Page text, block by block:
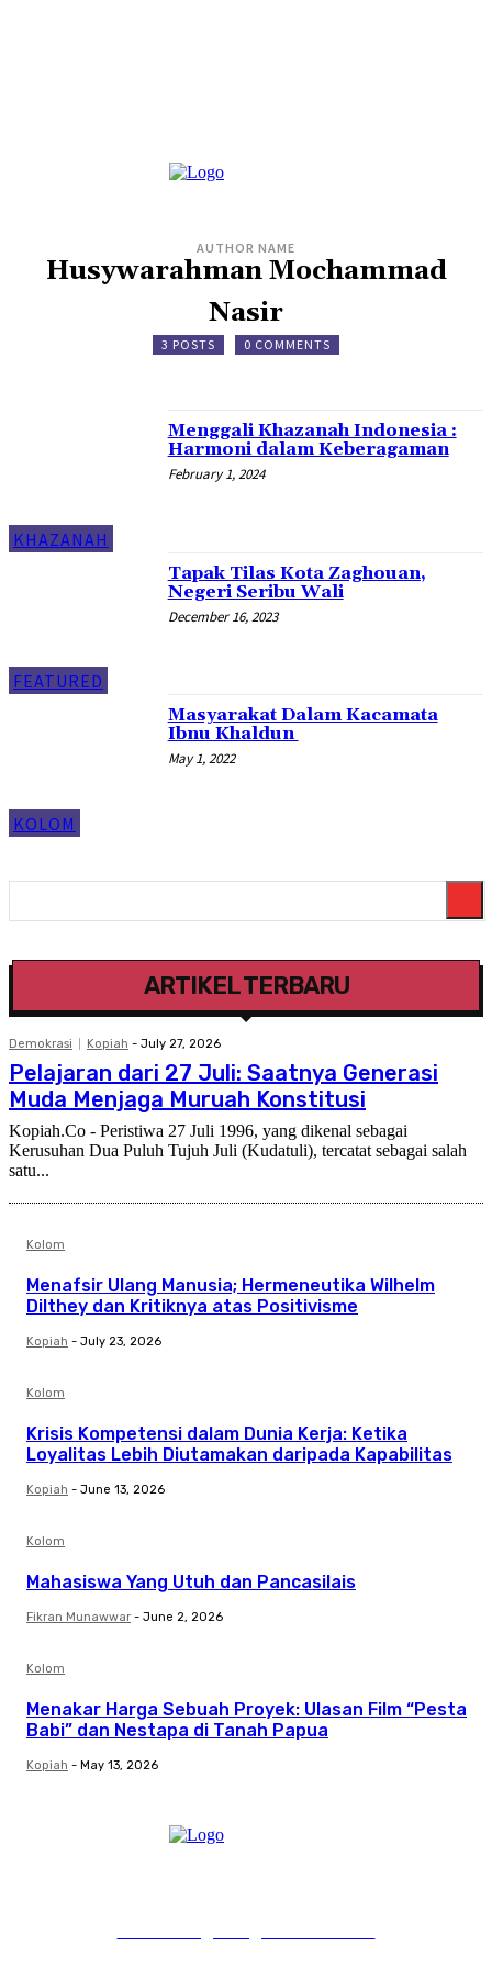
AUTHOR NAME
Husywarahman Mochammad
Nasir
3 POSTS 0 COMMENTS
KHAZANAH
Menggali Khazanah Indonesia :
Harmoni dalam Keberagaman
February 1, 2024
FEATURED
Tapak Tilas Kota Zaghouan,
Negeri Seribu Wali
December 16, 2023
KOLOM
Masyarakat Dalam Kacamata
Ibnu Khaldun
May 1, 2022
ARTIKEL TERBARU
Demokrasi Kopiah - July 27, 2026
Pelajaran dari 27 Juli: Saatnya Generasi
Muda Menjaga Muruah Konstitusi
Kopiah.Co - Peristiwa 27 Juli 1996, yang dikenal sebagai
Kerusuhan Dua Puluh Tujuh Juli (Kudatuli), tercatat sebagai salah
satu...
Kolom
Menafsir Ulang Manusia; Hermeneutika Wilhelm
Dilthey dan Kritiknya atas Positivisme
Kopiah - July 23, 2026
Kolom
Krisis Kompetensi dalam Dunia Kerja: Ketika
Loyalitas Lebih Diutamakan daripada Kapabilitas
Kopiah - June 13, 2026
Kolom
Mahasiswa Yang Utuh dan Pancasilais
Fikran Munawwar - June 2, 2026
Kolom
Menakar Harga Sebuah Proyek: Ulasan Film “Pesta
Babi” dan Nestapa di Tanah Papua
Kopiah - May 13, 2026